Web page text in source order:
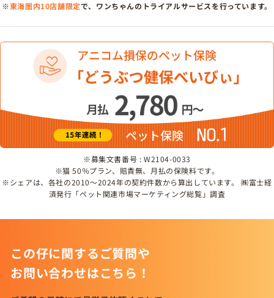
※東海圏内10店舗限定で、ワンちゃんのトライアルサービスを行っています。
※募集文書番号 : W2104-0033
※猫 50％プラン、賠責無、月払の保険料です。
※シェアは、各社の2010～2024年の契約件数から算出しています。 ㈱富士経
済発行「ペット関連市場マーケティング総覧」調査
この仔に関するご質問や
お問い合わせはこちら！